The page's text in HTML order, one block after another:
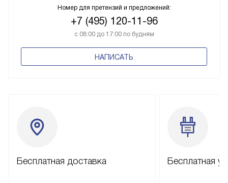
Номер для претензий и предложений:
+7 (495) 120-11-96
с 08:00 до 17:00 по будням
НАПИСАТЬ
Бесплатная доставка Бесплатная